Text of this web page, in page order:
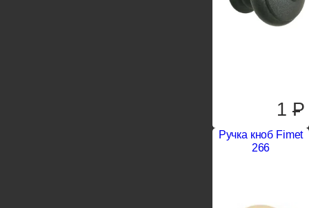
1P
Ручка кноб Fimet
266